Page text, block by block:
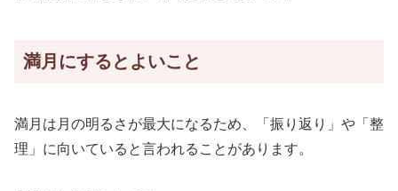
満月にするとよいこと
満月は月の明るさが最大になるため、「振り返り」や「整
理」に向いていると言われることがあります。